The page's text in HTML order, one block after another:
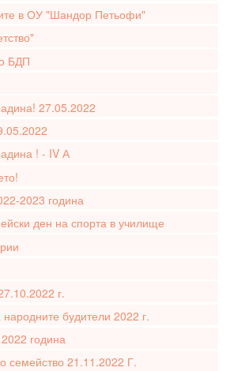
в ОУ "Шандор Петьофи"
БДП
27.05.2022
! - IV А
2023 година
ден на спорта в училище
г.
будители 2022 г.
година
семейство 21.11.2022 Г.